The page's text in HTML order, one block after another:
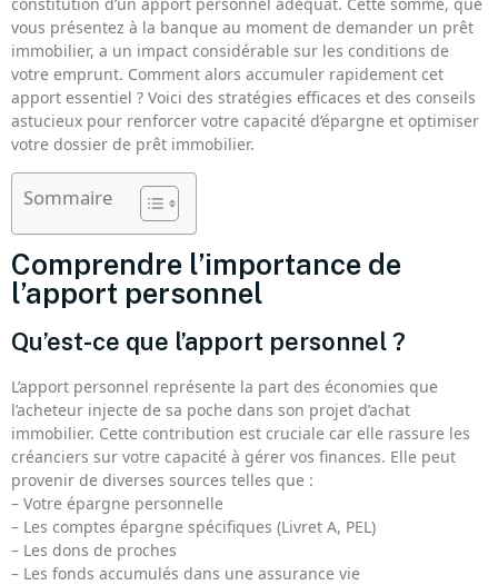
constitution d’un apport personnel adéquat. Cette somme, que
vous présentez à la banque au moment de demander un prêt
immobilier, a un impact considérable sur les conditions de
votre emprunt. Comment alors accumuler rapidement cet
apport essentiel ? Voici des stratégies efficaces et des conseils
astucieux pour renforcer votre capacité d’épargne et optimiser
votre dossier de prêt immobilier.
Sommaire
Comprendre l’importance de
l’apport personnel
Qu’est-ce que l’apport personnel ?
L’apport personnel représente la part des économies que
l’acheteur injecte de sa poche dans son projet d’achat
immobilier. Cette contribution est cruciale car elle rassure les
créanciers sur votre capacité à gérer vos finances. Elle peut
provenir de diverses sources telles que :
– Votre épargne personnelle
– Les comptes épargne spécifiques (Livret A, PEL)
– Les dons de proches
– Les fonds accumulés dans une assurance vie